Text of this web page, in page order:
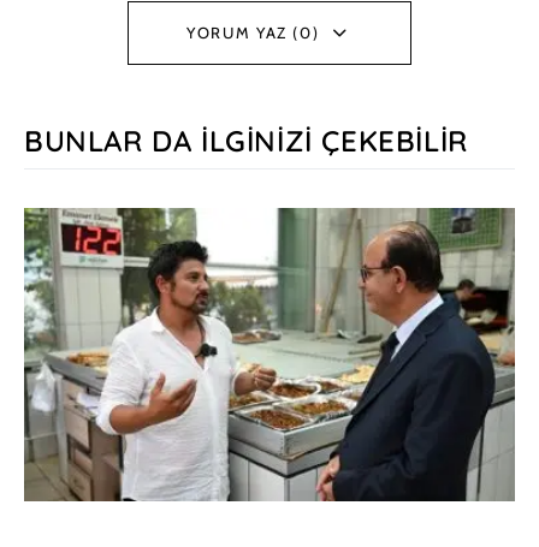
YORUM YAZ (0)
BUNLAR DA İLGINIZI ÇEKEBILIR